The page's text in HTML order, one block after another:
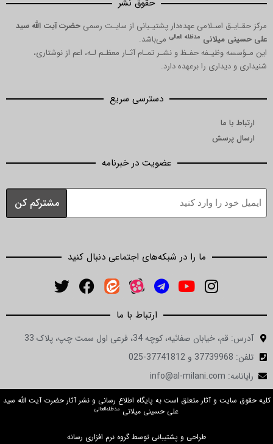
حقوق نشر
اسـلامی عهده‌دار پشتیـبانی از سایـت رسمیحضرت آیت الله سید
مدظله العالیمی‌باشد.
حفـظ و نشـر تمـام آثـار معظـم لـه، اعم از نوشتاری،
را برعهده دارد.
دسترسی سریع
عضویت در خبرنامه
ما را در شبکه‌های اجتماعی دنبال کنید
ارتباط با ما
صفائیه، کوچه 34، فرعی اول سمت چپ، پلاک 33
و آثار متعلق است به پایگاه اطلاع رسانی و نشر آثار حضرت آیت الله سید
علی حسینی میلانی مدظله‌العالی
طراحی و پشتیبانی توسط گروه نرم افزاری رسانه